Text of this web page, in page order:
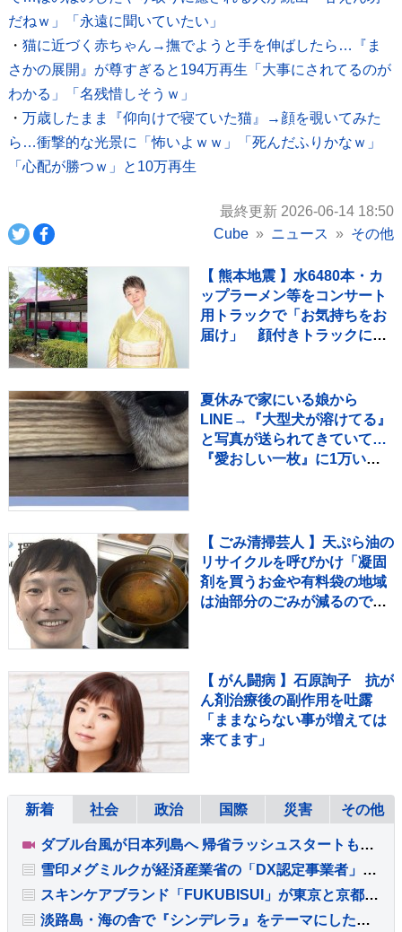
だねｗ」「永遠に聞いていたい」
・ 猫に近づく赤ちゃん→撫でようと手を伸ばしたら…『ま
さかの展開』が尊すぎると194万再生「大事にされてるのが
わかる」「名残惜しそうｗ」
・ 万歳したまま『仰向けで寝ていた猫』→顔を覗いてみた
ら…衝撃的な光景に「怖いよｗｗ」「死んだふりかなｗ」
「心配が勝つｗ」と10万再生
最終更新 2026-06-14 18:50
Cube
ニュース その他
【 熊本地震 】水6480本・カ
ップラーメン等をコンサート
用トラックで「お気持ちをお
届け」 顔付きトラックにた
夏休みで家にいる娘から
LINE→『大型犬が溶けてる』
と写真が送られてきていて…
『愛おしい一枚』に1万いい
【 ごみ清掃芸人 】天ぷら油の
リサイクルを呼びかけ「凝固
剤を買うお金や有料袋の地域
は油部分のごみが減るので、
【 がん闘病 】石原詢子 抗が
ん剤治療後の副作用を吐露
「ままならない事が増えては
来てます」
新着 社会 政治 国際 災害 その他
ダブル台風が日本列島へ 帰省ラッシュスタートも空の便は欠航相次ぐ 沖縄では「持病の薬」「血圧測定器」を避難所に持ち込む高齢者も 週明け15号も本州へ【news23】
雪印メグミルクが経済産業省の「DX認定事業者」に認定
スキンケアブランド「FUKUBISUI」が東京と京都でPOP-UP開催
淡路島・海の舎で『シンデレラ』をテーマにしたディナーショー開催